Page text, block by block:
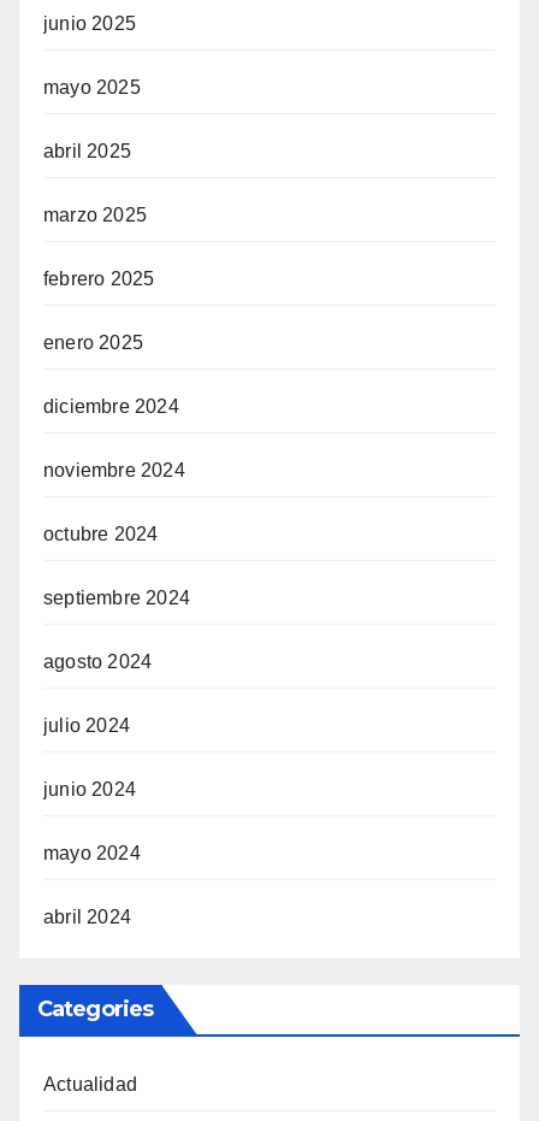
junio 2025
mayo 2025
abril 2025
marzo 2025
febrero 2025
enero 2025
diciembre 2024
noviembre 2024
octubre 2024
septiembre 2024
agosto 2024
julio 2024
junio 2024
mayo 2024
abril 2024
Categories
Actualidad